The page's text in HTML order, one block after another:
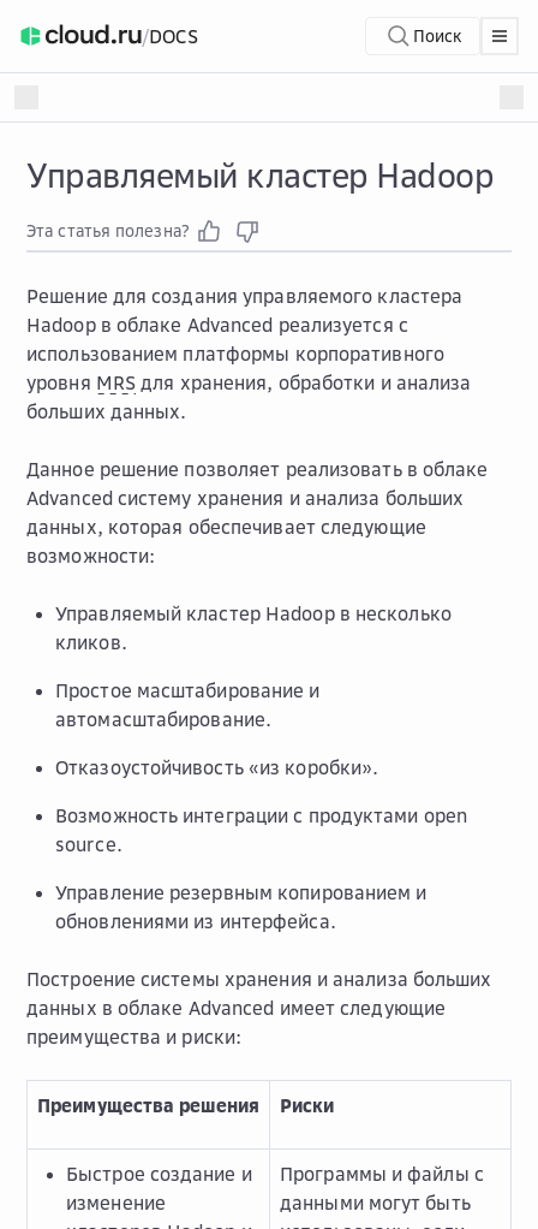
/DOCS Поиск
Управляемый кластер Hadoop
Эта статья полезна?
Решение для создания управляемого кластера
Hadoop в облаке Advanced реализуется с
использованием платформы корпоративного
уровня MRS для хранения, обработки и анализа
больших данных.
Данное решение позволяет реализовать в облаке
Advanced систему хранения и анализа больших
данных, которая обеспечивает следующие
возможности:
Управляемый кластер Hadoop в несколько
кликов.
Простое масштабирование и
автомасштабирование.
Отказоустойчивость «из коробки».
Возможность интеграции с продуктами open
source.
Управление резервным копированием и
обновлениями из интерфейса.
Построение системы хранения и анализа больших
данных в облаке Advanced имеет следующие
преимущества и риски:
Преимущества решения Риски
Быстрое создание и
изменение
Программы и файлы с
данными могут быть